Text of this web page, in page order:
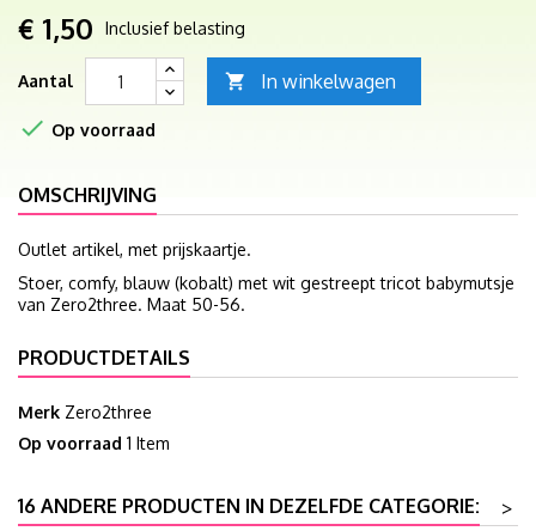
€ 1,50 Inclusief belasting
Aantal  In winkelwagen
 Op voorraad
OMSCHRIJVING
Outlet artikel, met prijskaartje.
Stoer, comfy, blauw (kobalt) met wit gestreept tricot babymutsje
van Zero2three. Maat 50-56.
PRODUCTDETAILS
Merk Zero2three
Op voorraad 1 Item
16 ANDERE PRODUCTEN IN DEZELFDE CATEGORIE:
>